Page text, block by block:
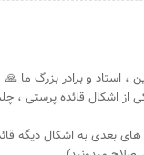
، استاد و برادر بزرگ ما 🙏
از اشکال قائده پرستی ،
های بعدی به اشکال دیگه